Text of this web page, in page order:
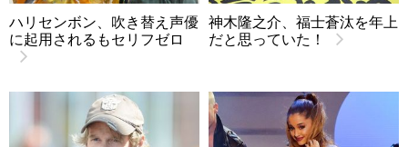
ハリセンボン、吹き替え声優
に起用されるもセリフゼロ
神木隆之介、福士蒼汰を年上
だと思っていた！